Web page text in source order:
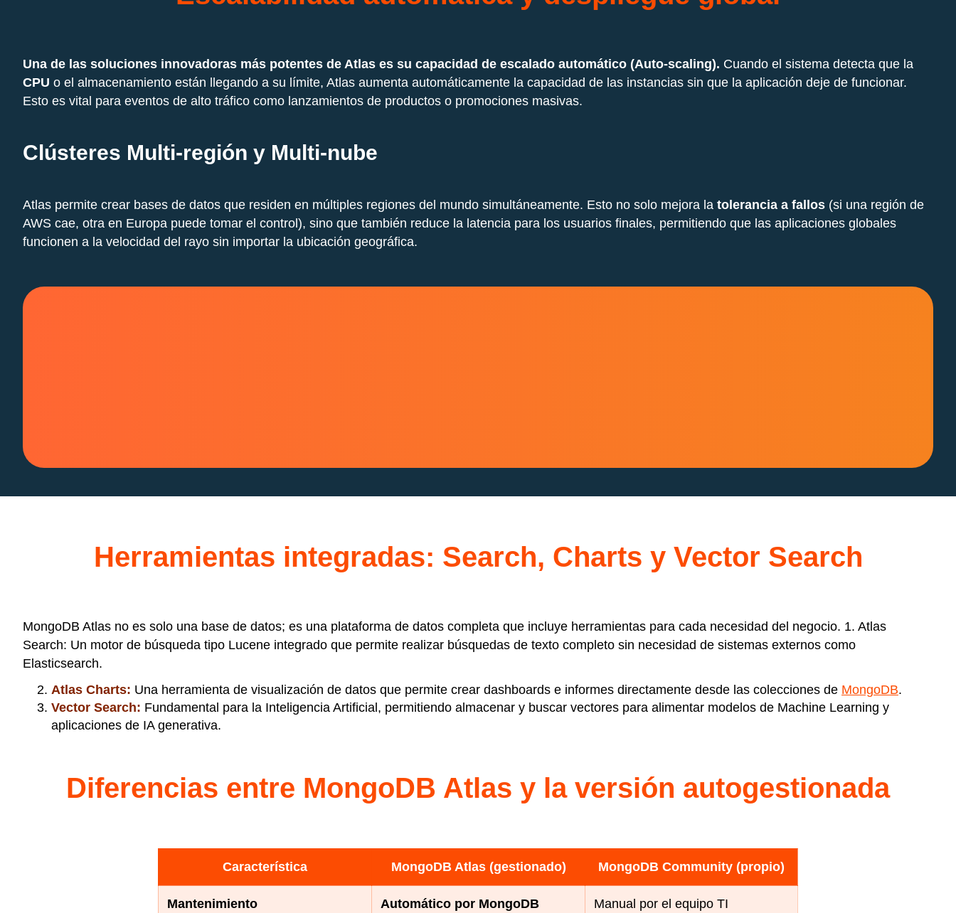
Una de las soluciones innovadoras más potentes de Atlas es su capacidad de escalado automático (Auto-scaling). Cuando el sistema detecta que la
CPU o el almacenamiento están llegando a su límite, Atlas aumenta automáticamente la capacidad de las instancias sin que la aplicación deje de funcionar.
Esto es vital para eventos de alto tráfico como lanzamientos de productos o promociones masivas.
Clústeres Multi-región y Multi-nube
Atlas permite crear bases de datos que residen en múltiples regiones del mundo simultáneamente. Esto no solo mejora la tolerancia a fallos (si una región de
AWS cae, otra en Europa puede tomar el control), sino que también reduce la latencia para los usuarios finales, permitiendo que las aplicaciones globales
funcionen a la velocidad del rayo sin importar la ubicación geográfica.
Herramientas integradas: Search, Charts y Vector Search
MongoDB Atlas no es solo una base de datos; es una plataforma de datos completa que incluye herramientas para cada necesidad del negocio. 1. Atlas
Search: Un motor de búsqueda tipo Lucene integrado que permite realizar búsquedas de texto completo sin necesidad de sistemas externos como
Elasticsearch.
Atlas Charts: Una herramienta de visualización de datos que permite crear dashboards e informes directamente desde las colecciones de MongoDB.
Vector Search: Fundamental para la Inteligencia Artificial, permitiendo almacenar y buscar vectores para alimentar modelos de Machine Learning y
aplicaciones de IA generativa.
Diferencias entre MongoDB Atlas y la versión autogestionada
Característica MongoDB Atlas (gestionado) MongoDB Community (propio)
Mantenimiento Automático por MongoDB Manual por el equipo TI